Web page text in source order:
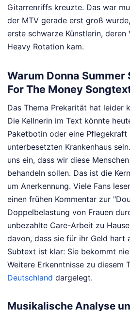
Gitarrenriffs kreuzte. Das war
der MTV gerade erst groß
erste schwarze Künstlerin,
Heavy Rotation kam.
Warum Donna Summer
For The Money
Das Thema Prekarität hat leider
Die Kellnerin im Text könnte
Paketbotin oder eine Pflegekraft
unterbesetzten Krankenhaus
uns ein, dass wir diese
behandeln sollen. Das ist die
um Anerkennung. Viele Fans
einen frühen Kommentar zur
Doppelbelastung von Frauen
unbezahlte Care-Arbeit zu
davon, dass sie für ihr Geld hart
Subtext ist klar: Sie bekommt
Weitere Erkenntnisse zu diesem
Deutschland dargelegt.
Musikalische Analyse